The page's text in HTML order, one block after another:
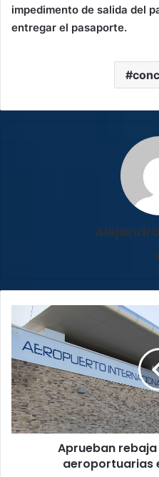
impedimento de salida del
entregar el pasaporte.
Aprueban
rebaja
30%
en
tarifas
aeroportuarias
en
Daniel
Aprueban
aeroportuarias